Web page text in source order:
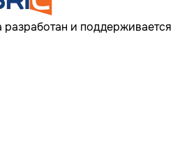
разработан и поддерживается